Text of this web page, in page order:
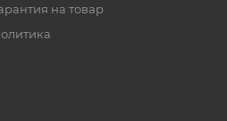
на товар